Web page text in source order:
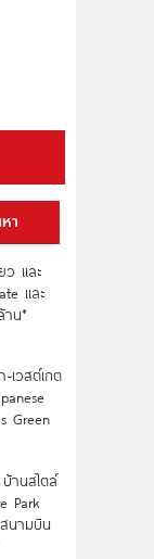
า
ว และ
และ
าน*
เวสต์เกต
Green
านสไตล์
Park
นามบิน